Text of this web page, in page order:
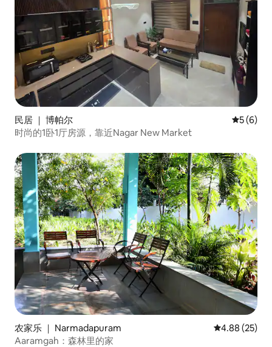
民居 ｜ 博帕尔 平均评分
5 (6)
时尚的1卧1厅房源，靠近Nagar New Market
农家乐 ｜ Narmadapuram 平均评分
4.88 (25)
Aaramgah：森林里的家